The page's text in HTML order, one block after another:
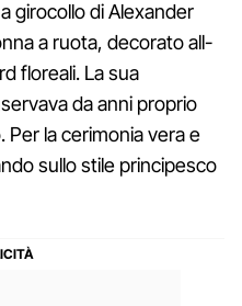
girocollo di Alexander
a ruota, decorato all-
floreali. La sua
da anni proprio
la cerimonia vera e
sullo stile principesco